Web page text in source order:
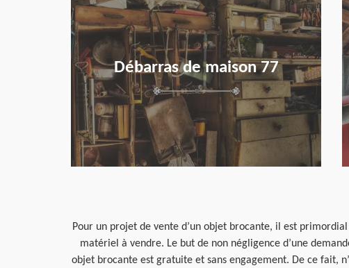
Débarras de maison 77
Pour un projet de vente d’un objet brocante, il est
matériel à vendre. Le but de non négligence d’une
objet brocante est gratuite et sans engagement. De ce fait,